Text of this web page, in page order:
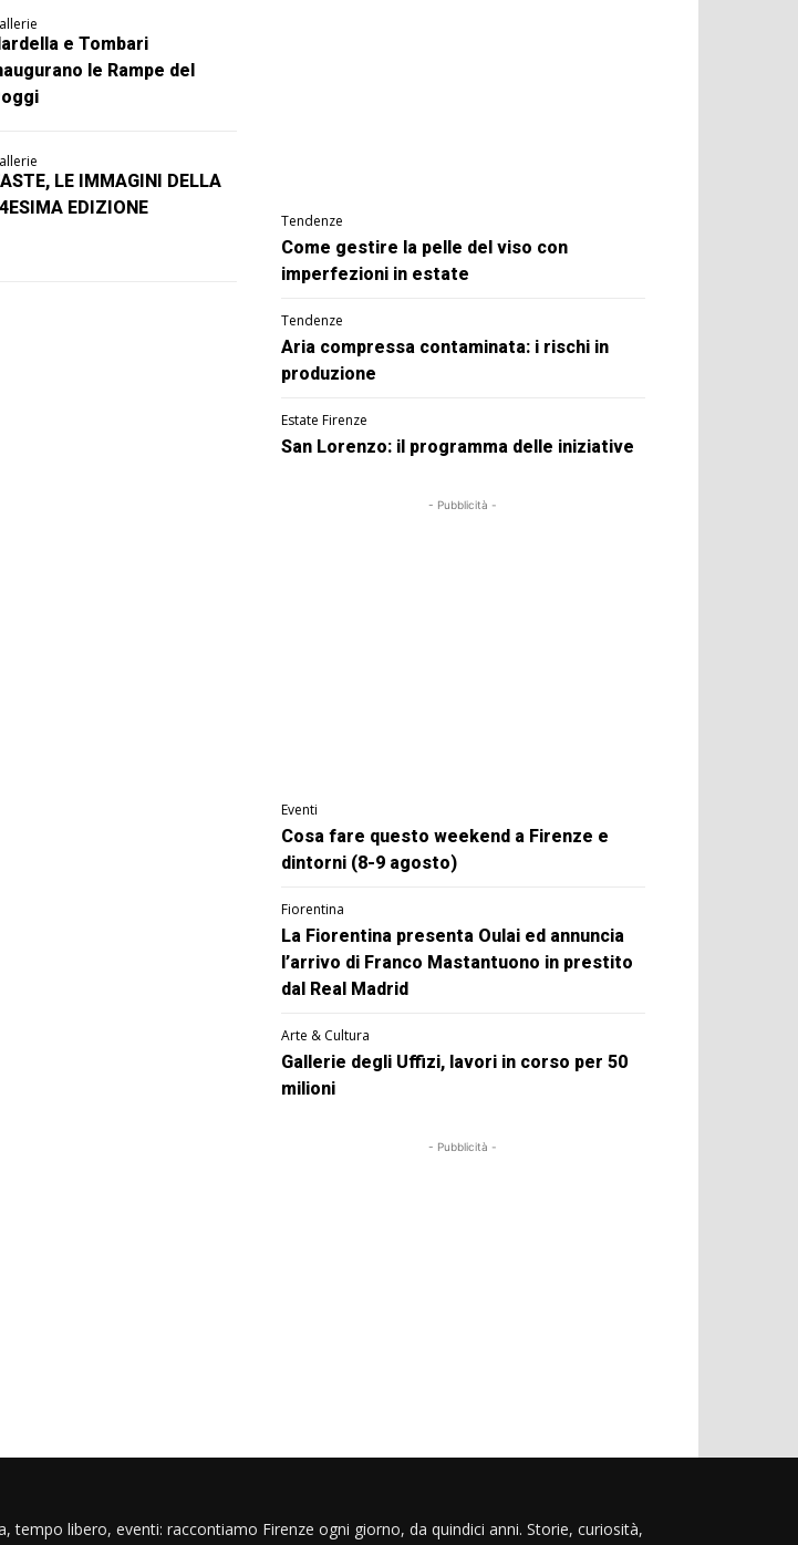
e Tombari
le Rampe del
LE IMMAGINI DELLA
EDIZIONE
Tendenze
Come gestire la pelle del viso con
imperfezioni in estate
Tendenze
Aria compressa contaminata: i rischi in
produzione
Estate Firenze
San Lorenzo: il programma delle iniziative
- Pubblicità -
Eventi
Cosa fare questo weekend a Firenze e
dintorni (8-9 agosto)
Fiorentina
La Fiorentina presenta Oulai ed annuncia
l’arrivo di Franco Mastantuono in prestito
dal Real Madrid
Arte & Cultura
Gallerie degli Uffizi, lavori in corso per 50
milioni
- Pubblicità -
tempo libero, eventi: raccontiamo Firenze ogni giorno, da quindici anni. Storie, curiosità,